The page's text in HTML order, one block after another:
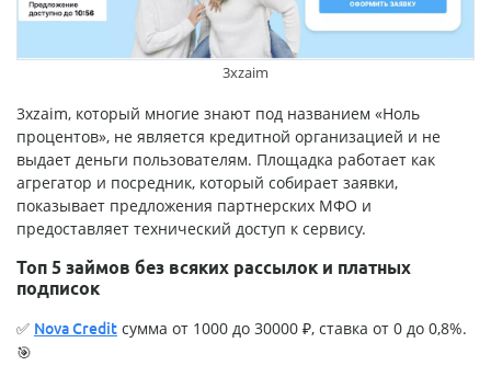
3xzaim
3xzaim, который многие знают под названием «Ноль
процентов», не является кредитной организацией и не
выдает деньги пользователям. Площадка работает как
агрегатор и посредник, который собирает заявки,
показывает предложения партнерских МФО и
предоставляет технический доступ к сервису.
Топ 5 займов без всяких рассылок и платных
подписок
✅ Nova Credit сумма от 1000 до 30000 ₽, ставка от 0 до 0,8%.
🎯